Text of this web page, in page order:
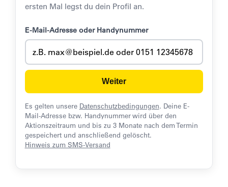
ersten Mal legst du dein Profil an.
E-Mail-Adresse oder Handynummer
Weiter
Es gelten unsere Datenschutzbedingungen. Deine E-
Mail-Adresse bzw. Handynummer wird über den
Aktionszeitraum und bis zu 3 Monate nach dem Termin
gespeichert und anschließend gelöscht.
Hinweis zum SMS-Versand